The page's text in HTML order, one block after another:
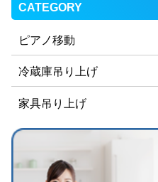
CATEGORY
ピアノ移動
冷蔵庫吊り上げ
家具吊り上げ